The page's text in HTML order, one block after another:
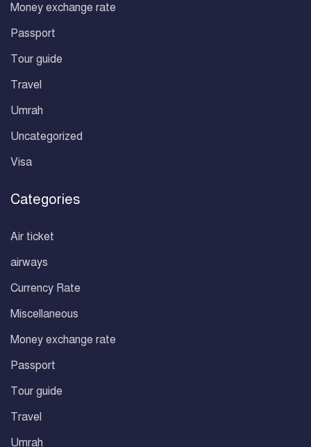
Money exchange rate
Passport
Tour guide
Travel
Umrah
Uncategorized
Visa
Categories
Air ticket
airways
Currency Rate
Miscellaneous
Money exchange rate
Passport
Tour guide
Travel
Umrah